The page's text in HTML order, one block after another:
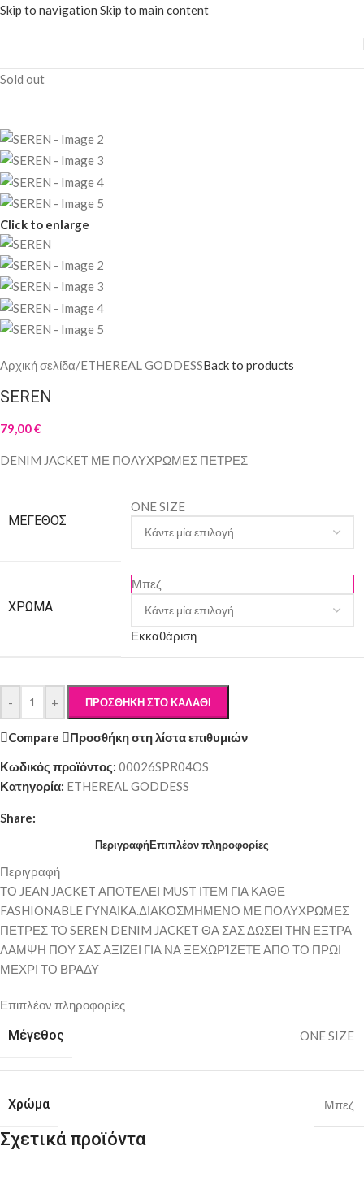
Skip to navigation Skip to main content
Sold out
Click to enlarge
Αρχική σελίδα/ETHEREAL GODDESSBack to products
SEREN
79,00€
DENIM JACKET ΜΕ ΠΟΛΥΧΡΩΜΕΣ ΠΕΤΡΕΣ
ΜΈΓΕΘΟΣ
ONE SIZE
ΧΡΏΜΑ
Μπεζ
Εκκαθάριση
- + ΠΡΟΣΘΉΚΗ ΣΤΟ ΚΑΛΆΘΙ
Compare
Προσθήκη στη λίστα επιθυμιών
Κωδικός προϊόντος: 00026SPR04OS
Κατηγορία: ETHEREAL GODDESS
Share:
ΠεριγραφήΕπιπλέον πληροφορίες
Περιγραφή
ΤΟ JEAN JACKET ΑΠΟΤΕΛΕΙ MUST ΙΤΕΜ ΓΙΑ ΚΑΘΕ
FASHIONABLE ΓΥΝΑΙΚΑ.ΔΙΑΚΟΣΜΗΜΕΝΟ ΜΕ ΠΟΛΥΧΡΩΜΕΣ
ΠΕΤΡΕΣ TO SEREN DENIM JACKET ΘΑ ΣΑΣ ΔΩΣΕΙ ΤΗΝ ΕΞΤΡΑ
ΛΑΜΨΗ ΠΟΥ ΣΑΣ ΑΞΙΖΕΙ ΓΙΑ ΝΑ ΞΕΧΩΡΊΖΕΤΕ ΑΠΟ ΤΟ ΠΡΩΙ
ΜΕΧΡΙ ΤΟ ΒΡΑΔΥ
Επιπλέον πληροφορίες
Μέγεθος ONE SIZE
Χρώμα Μπεζ
Σχετικά προϊόντα